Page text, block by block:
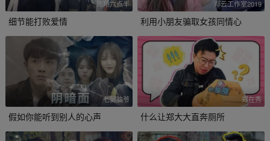
陈翔六点半
细节能打败爱情
郑云工作室2019
利用小朋友骗取女孩同情心
七舅脑爷
假如你能听到别人的心声
郑在秀
什么让郑大大直奔厕所